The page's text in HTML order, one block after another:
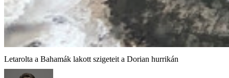
Letarolta a Bahamák lakott szigeteit a Dorian hurrikán